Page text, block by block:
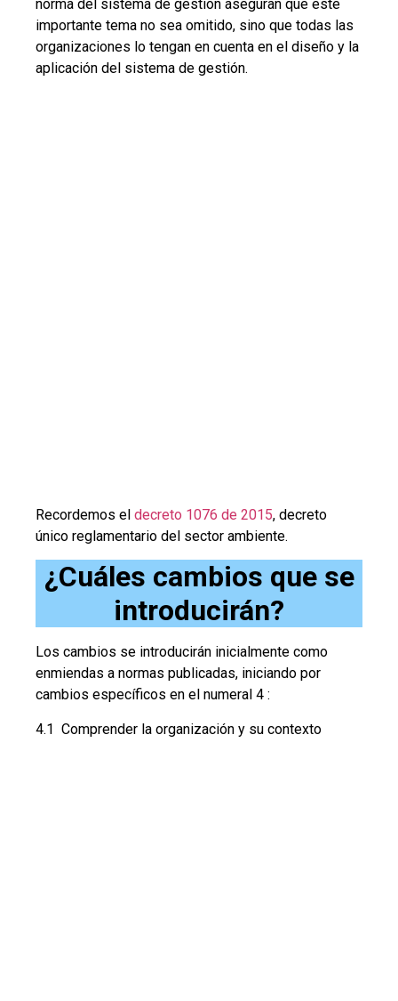
norma del sistema de gestión aseguran que este
importante tema no sea omitido, sino que todas las
organizaciones lo tengan en cuenta en el diseño y la
aplicación del sistema de gestión.
Recordemos el decreto 1076 de 2015, decreto
único reglamentario del sector ambiente.
¿Cuáles cambios que se
introducirán?
Los cambios se introducirán inicialmente como
enmiendas a normas publicadas, iniciando por
cambios específicos en el numeral 4 :
4.1 Comprender la organización y su contexto